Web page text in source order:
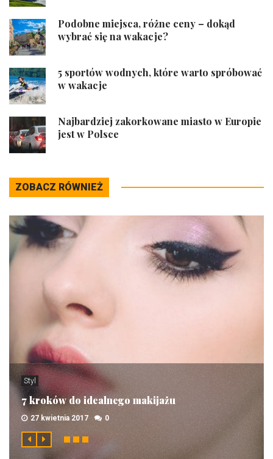
Podobne miejsca, różne ceny – dokąd
wybrać się na wakacje?
5 sportów wodnych, które warto spróbować
w wakacje
Najbardziej zakorkowane miasto w Europie
jest w Polsce
ZOBACZ RÓWNIEŻ
Styl
7 kroków do idealnego makijażu
27 kwietnia 2017 0